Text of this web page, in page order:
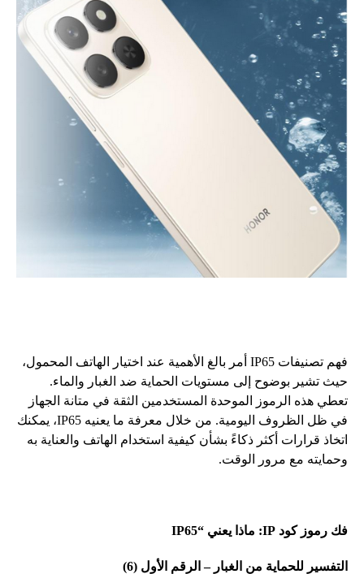
فهم تصنيفات أمر بالغ الأهمية عند اختيار الهاتف المحمول،
حيث تشير بوضوح إلى مستويات الحماية ضد الغبار والماء.
تعطي هذه الرموز الموحدة المستخدمين الثقة في متانة الجهاز
في ظل الظروف اليومية. من خلال معرفة ما يعنيه
يمكنك
اتخاذ قرارات أكثر ذكاءً بشأن كيفية استخدام الهاتف والعناية به
وحمايته مع مرور الوقت.
فك رموز كود ماذا يعني “IP65
التفسير للحماية من الغبار – الرقم الأول (6)